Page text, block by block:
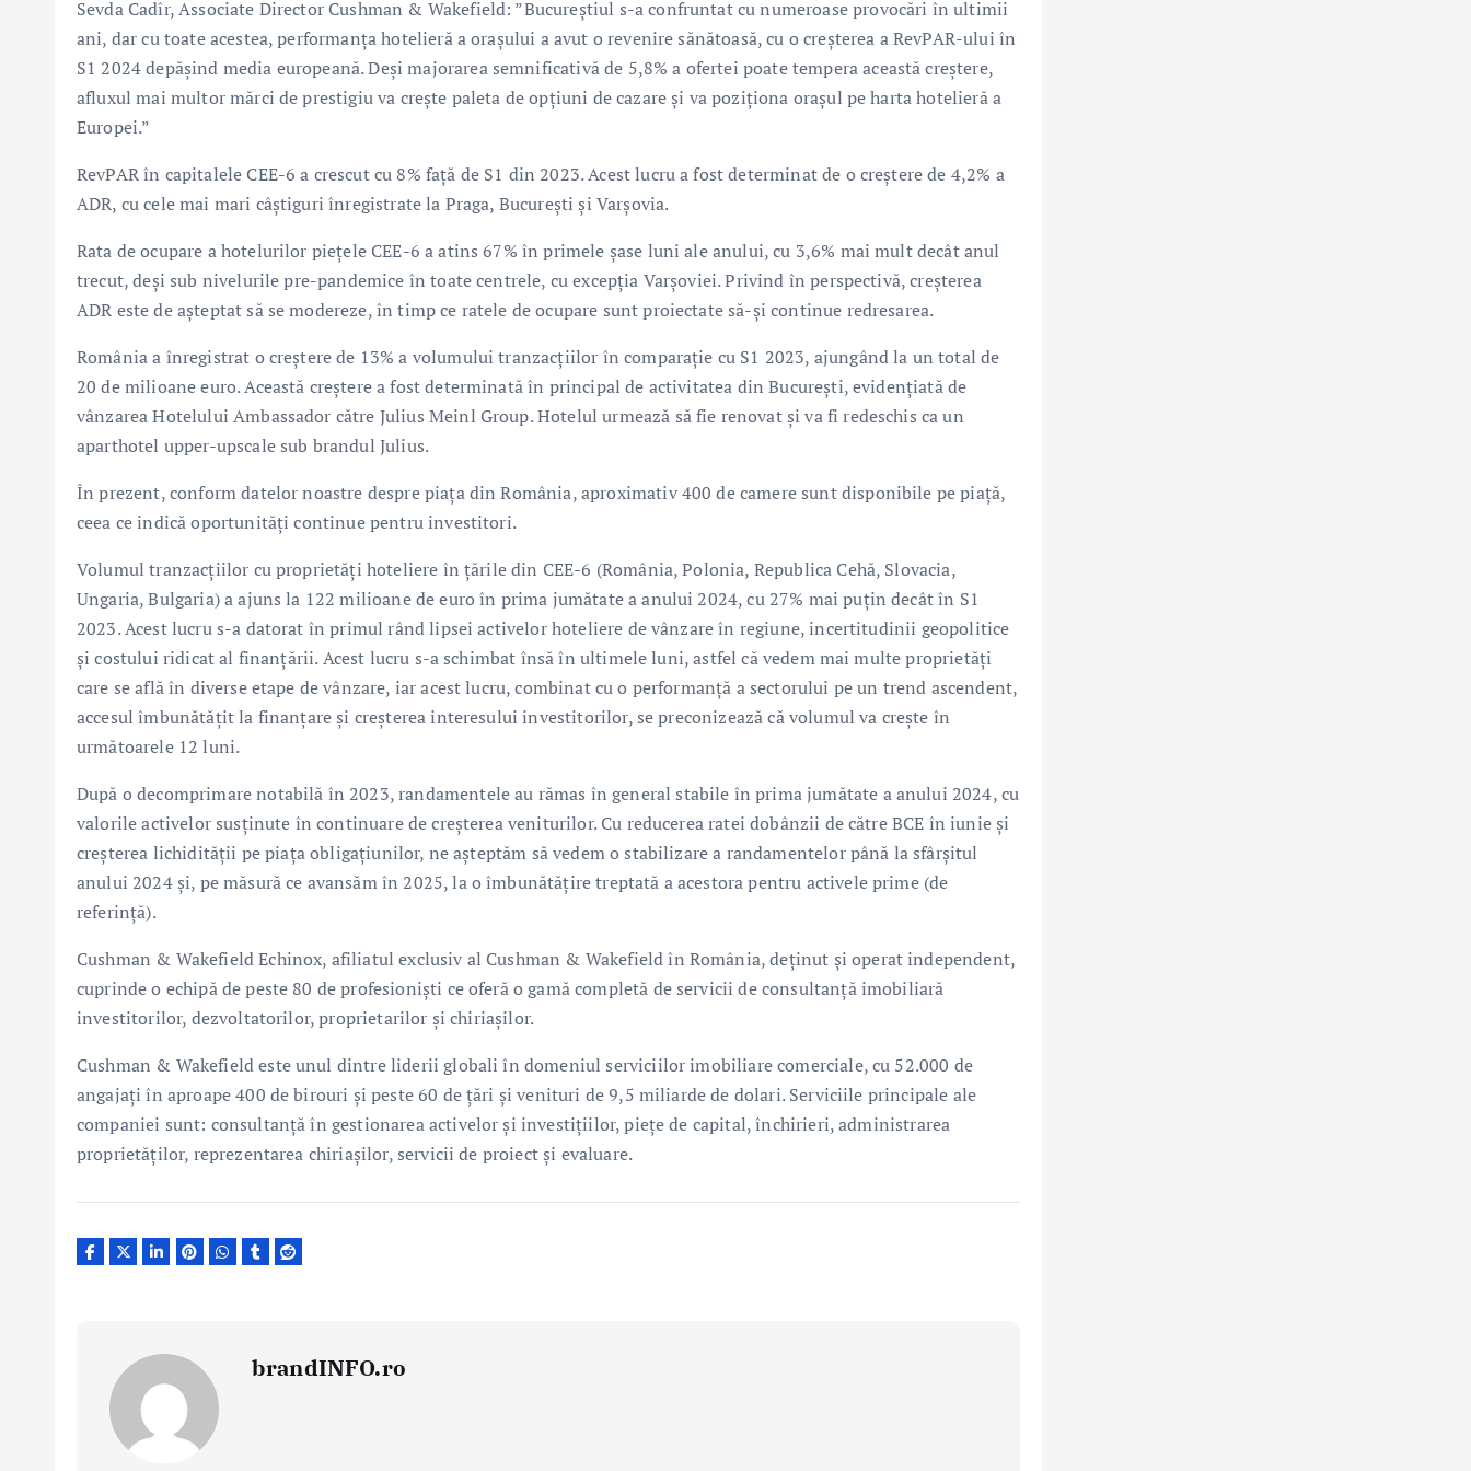
Sevda Cadîr, Associate Director Cushman & Wakefield: ”Bucureştiul s-a confruntat cu numeroase provocări în ultimii
ani, dar cu toate acestea, performanţa hotelieră a oraşului a avut o revenire sănătoasă, cu o creşterea a RevPAR-ului în
S1 2024 depăşind media europeană. Deși majorarea semnificativă de 5,8% a ofertei poate tempera această creștere,
afluxul mai multor mărci de prestigiu va crește paleta de opțiuni de cazare și va poziționa orașul pe harta hotelieră a
Europei.”
RevPAR în capitalele CEE-6 a crescut cu 8% față de S1 din 2023. Acest lucru a fost determinat de o creștere de 4,2% a
ADR, cu cele mai mari câștiguri înregistrate la Praga, București și Varșovia.
Rata de ocupare a hotelurilor piețele CEE-6 a atins 67% în primele șase luni ale anului, cu 3,6% mai mult decât anul
trecut, deși sub nivelurile pre-pandemice în toate centrele, cu excepția Varșoviei. Privind în perspectivă, creșterea
ADR este de așteptat să se modereze, în timp ce ratele de ocupare sunt proiectate să-și continue redresarea.
România a înregistrat o creștere de 13% a volumului tranzacțiilor în comparație cu S1 2023, ajungând la un total de
20 de milioane euro. Această creștere a fost determinată în principal de activitatea din București, evidențiată de
vânzarea Hotelului Ambassador către Julius Meinl Group. Hotelul urmează să fie renovat şi va fi redeschis ca un
aparthotel upper-upscale sub brandul Julius.
În prezent, conform datelor noastre despre piața din România, aproximativ 400 de camere sunt disponibile pe piață,
ceea ce indică oportunități continue pentru investitori.
Volumul tranzacțiilor cu proprietăți hoteliere în țările din CEE-6 (România, Polonia, Republica Cehă, Slovacia,
Ungaria, Bulgaria) a ajuns la 122 milioane de euro în prima jumătate a anului 2024, cu 27% mai puțin decât în S1
2023. Acest lucru s-a datorat în primul rând lipsei activelor hoteliere de vânzare în regiune, incertitudinii geopolitice
și costului ridicat al finanțării. Acest lucru s-a schimbat însă în ultimele luni, astfel că vedem mai multe proprietăți
care se află în diverse etape de vânzare, iar acest lucru, combinat cu o performanță a sectorului pe un trend ascendent,
accesul îmbunătățit la finanțare și creșterea interesului investitorilor, se preconizează că volumul va crește în
următoarele 12 luni.
După o decomprimare notabilă în 2023, randamentele au rămas în general stabile în prima jumătate a anului 2024, cu
valorile activelor susținute în continuare de creșterea veniturilor. Cu reducerea ratei dobânzii de către BCE în iunie și
creșterea lichidității pe piața obligațiunilor, ne așteptăm să vedem o stabilizare a randamentelor până la sfârșitul
anului 2024 și, pe măsură ce avansăm în 2025, la o îmbunătățire treptată a acestora pentru activele prime (de
referință).
Cushman & Wakefield Echinox, afiliatul exclusiv al Cushman & Wakefield în România, deținut și operat independent,
cuprinde o echipă de peste 80 de profesioniști ce oferă o gamă completă de servicii de consultanţă imobiliară
investitorilor, dezvoltatorilor, proprietarilor și chiriașilor.
Cushman & Wakefield este unul dintre liderii globali în domeniul serviciilor imobiliare comerciale, cu 52.000 de
angajați în aproape 400 de birouri și peste 60 de țări și venituri de 9,5 miliarde de dolari. Serviciile principale ale
companiei sunt: consultanță în gestionarea activelor şi investițiilor, piețe de capital, închirieri, administrarea
proprietăților, reprezentarea chiriașilor, servicii de proiect și evaluare.
brandINFO.ro